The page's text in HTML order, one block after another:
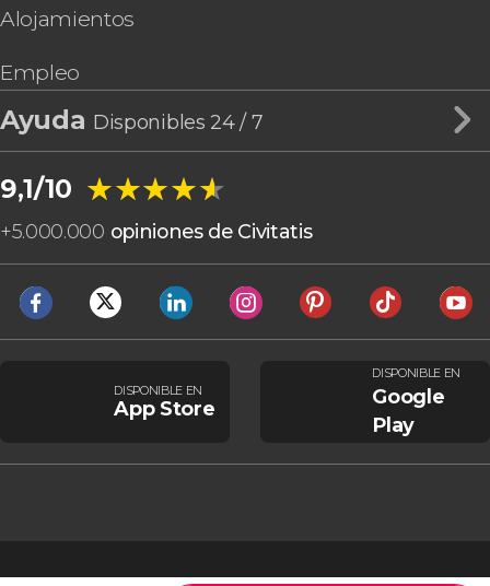
Alojamientos
Empleo
Ayuda Disponibles 24 / 7
9,1/10 ★★★★★
★★★★★
+5.000.000 opiniones de Civitatis
DISPONIBLE EN
App Store
DISPONIBLE EN
Google
Play